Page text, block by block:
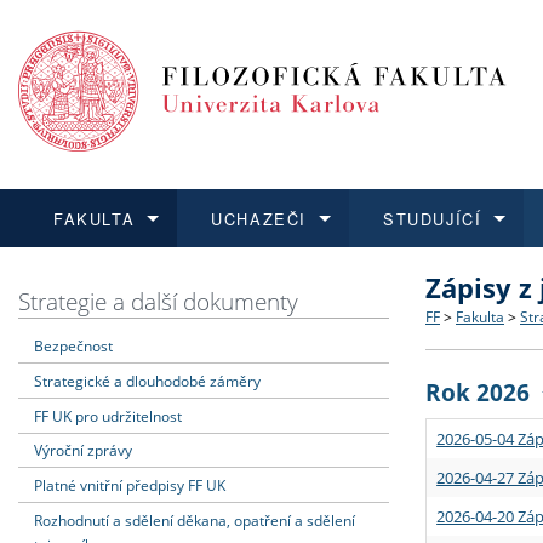
FAKULTA
Dozvědět se více
Struktura
Strategie
Podpora
UCHAZEČI
Podat přihlášku
Co
Učitelské
STUDUJÍCÍ
Dozvědět se více
Rigorózní
Dozvědět se více
O vědě a
Granty a
Dozvědět se více
Aktuální
Strategie a další dokumenty
Bezpečnost
Strategické a dlouhodobé záměry
FF UK pro udržitelnost
Výroční zprávy
Platné vnitřní předpisy FF UK
Rozhodnutí a sdělení děkana, opatření a sdělení
Zápisy
FF > Fakulta >
Rok 2026
2026-05-04
2026-04-27
2026-04-20